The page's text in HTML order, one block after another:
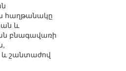
հաղթանակը
և
բնագավառի
և շանտաժով